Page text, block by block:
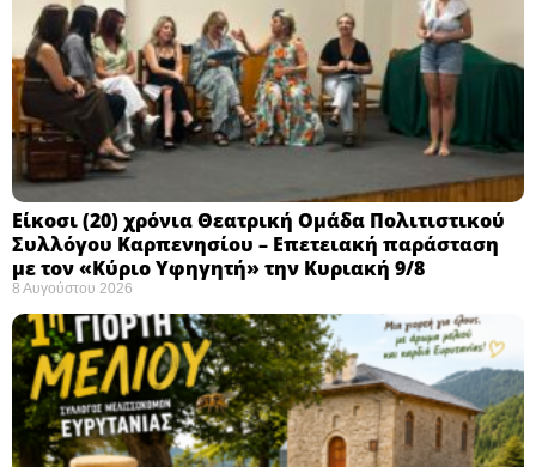
Eίκοσι (20) χρόνια Θεατρική Ομάδα Πολιτιστικού
Συλλόγου Καρπενησίου – Επετειακή παράσταση
με τον «Κύριο Υφηγητή» την Κυριακή 9/8
8 Αυγούστου 2026